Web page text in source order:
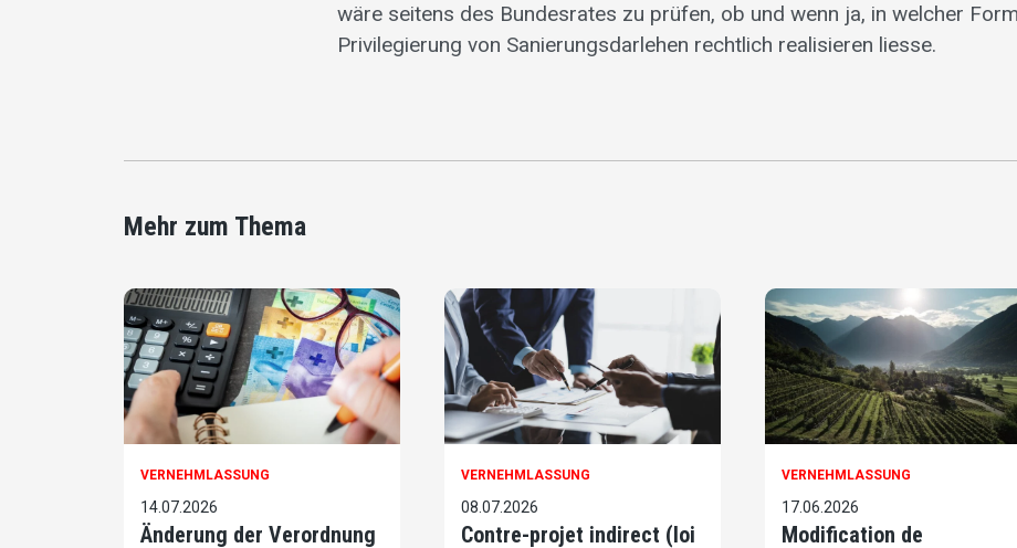
wäre seitens des Bundesrates zu prüfen, ob und wenn ja, in welcher
Privilegierung von Sanierungsdarlehen rechtlich realisieren liesse.
Mehr zum Thema
VERNEHMLASSUNG
14.07.2026
Änderung der Verordnung
VERNEHMLASSUNG
08.07.2026
Contre-projet indirect (loi
VERNEHMLASSUNG
17.06.2026
Modification de